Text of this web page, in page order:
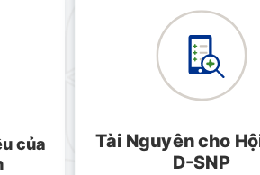
của
Tài Nguyên cho
D-SNP